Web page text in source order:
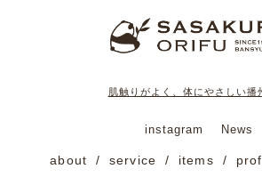
肌触りがよく、体にやさしい播
instagram News
about service items